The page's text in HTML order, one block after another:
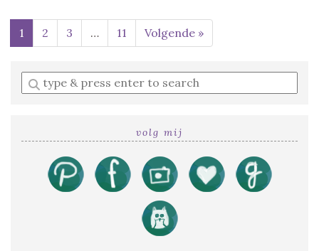
1 2 3 … 11 Volgende »
Enter
a
volg mij